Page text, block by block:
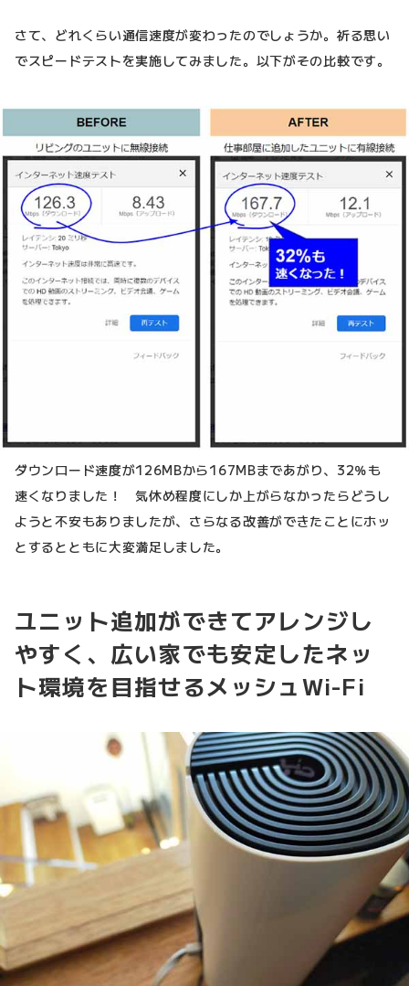
さて、どれくらい通信速度が変わったのでしょうか。祈る思い
でスピードテストを実施してみました。以下がその比較です。
ダウンロード速度が126MBから167MBまであがり、32％も
速くなりました！ 気休め程度にしか上がらなかったらどうし
ようと不安もありましたが、さらなる改善ができたことにホッ
とするとともに大変満足しました。
ユニット追加ができてアレンジし
やすく、広い家でも安定したネッ
ト環境を目指せるメッシュWi-Fi